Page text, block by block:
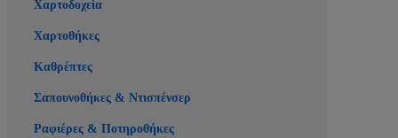
Χαρτοδοχεία
Χαρτοθήκες
Καθρέπτες
Σαπουνοθήκες & Ντισπένσερ
Ραφιέρες & Ποτηροθήκες